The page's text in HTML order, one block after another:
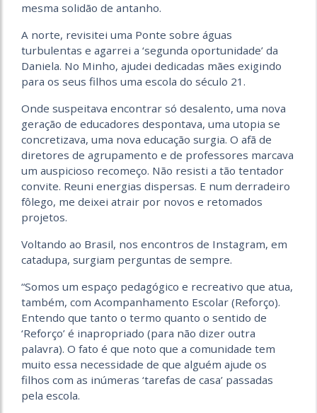
mesma solidão de antanho.
A norte, revisitei uma Ponte sobre águas
turbulentas e agarrei a ‘segunda oportunidade’ da
Daniela. No Minho, ajudei dedicadas mães exigindo
para os seus filhos uma escola do século 21.
Onde suspeitava encontrar só desalento, uma nova
geração de educadores despontava, uma utopia se
concretizava, uma nova educação surgia. O afã de
diretores de agrupamento e de professores marcava
um auspicioso recomeço. Não resisti a tão tentador
convite. Reuni energias dispersas. E num derradeiro
fôlego, me deixei atrair por novos e retomados
projetos.
Voltando ao Brasil, nos encontros de Instagram, em
catadupa, surgiam perguntas de sempre.
“Somos um espaço pedagógico e recreativo que atua,
também, com Acompanhamento Escolar (Reforço).
Entendo que tanto o termo quanto o sentido de
‘Reforço’ é inapropriado (para não dizer outra
palavra). O fato é que noto que a comunidade tem
muito essa necessidade de que alguém ajude os
filhos com as inúmeras ‘tarefas de casa’ passadas
pela escola.